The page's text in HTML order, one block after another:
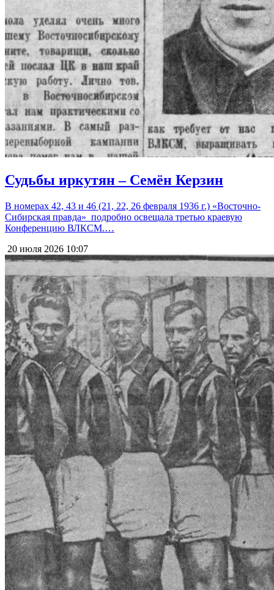
Судьбы иркутян – Семён Керзин
В номерах 42, 43 и 46 (21, 22, 26 февраля 1936 г.) «Восточно-
Сибирская правда» подробно освещала третью краевую
Конференцию ВЛКСМ.…
20 июля 2026 10:07